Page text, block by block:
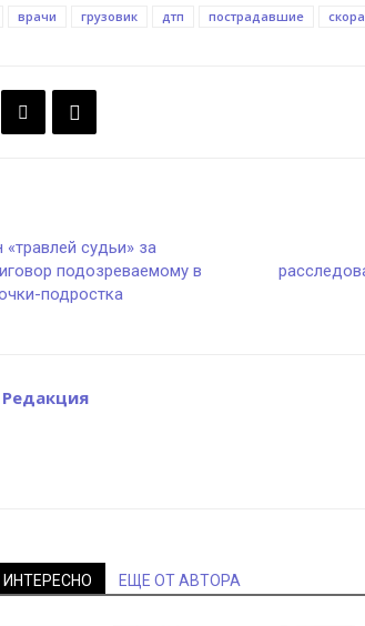
врачи грузовик дтп пострадавшие
судьи» за
подозреваемому в
подростка
Редакция
ЕЩЕ ОТ АВТОРА